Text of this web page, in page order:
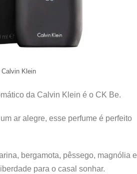
Klein
da Calvin Klein é o CK Be.
ar alegre, esse perfume é perfeito
bergamota, pêssego, magnólia e
para o casal sonhar.